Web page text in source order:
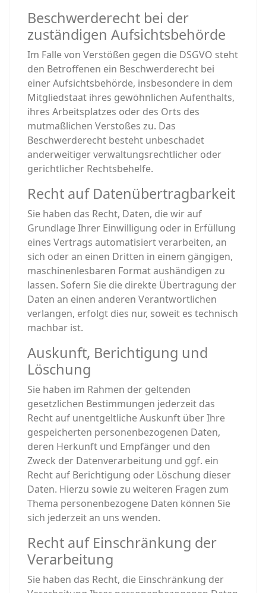
Beschwerde­recht bei der
zuständigen Aufsichts­behörde
Im Falle von Verstößen gegen die DSGVO steht
den Betroffenen ein Beschwerderecht bei
einer Aufsichtsbehörde, insbesondere in dem
Mitgliedstaat ihres gewöhnlichen Aufenthalts,
ihres Arbeitsplatzes oder des Orts des
mutmaßlichen Verstoßes zu. Das
Beschwerderecht besteht unbeschadet
anderweitiger verwaltungsrechtlicher oder
gerichtlicher Rechtsbehelfe.
Recht auf Daten­übertrag­barkeit
Sie haben das Recht, Daten, die wir auf
Grundlage Ihrer Einwilligung oder in Erfüllung
eines Vertrags automatisiert verarbeiten, an
sich oder an einen Dritten in einem gängigen,
maschinenlesbaren Format aushändigen zu
lassen. Sofern Sie die direkte Übertragung der
Daten an einen anderen Verantwortlichen
verlangen, erfolgt dies nur, soweit es technisch
machbar ist.
Auskunft, Berichtigung und
Löschung
Sie haben im Rahmen der geltenden
gesetzlichen Bestimmungen jederzeit das
Recht auf unentgeltliche Auskunft über Ihre
gespeicherten personenbezogenen Daten,
deren Herkunft und Empfänger und den
Zweck der Datenverarbeitung und ggf. ein
Recht auf Berichtigung oder Löschung dieser
Daten. Hierzu sowie zu weiteren Fragen zum
Thema personenbezogene Daten können Sie
sich jederzeit an uns wenden.
Recht auf Einschränkung der
Verarbeitung
Sie haben das Recht, die Einschränkung der